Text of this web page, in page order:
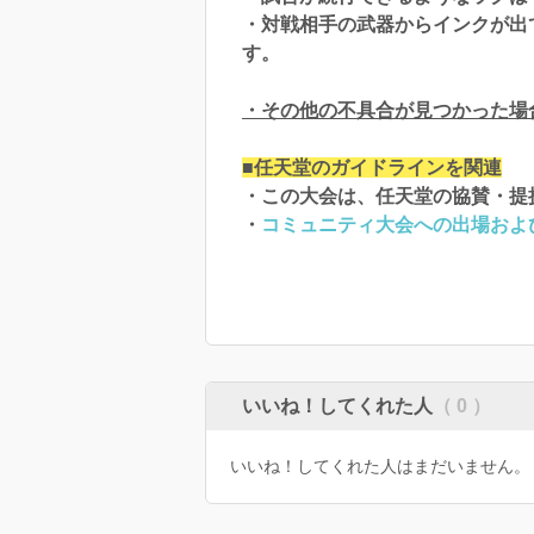
・対戦相手の武器からインクが
す。
・その他の不具合が見つかった
■任天堂のガイドラインを関連
・この大会は、任天堂の協賛・
・ コミュニティ大会への出場お
いいね！してくれた人 （ 0 ）
いいね！してくれた人はまだいません。